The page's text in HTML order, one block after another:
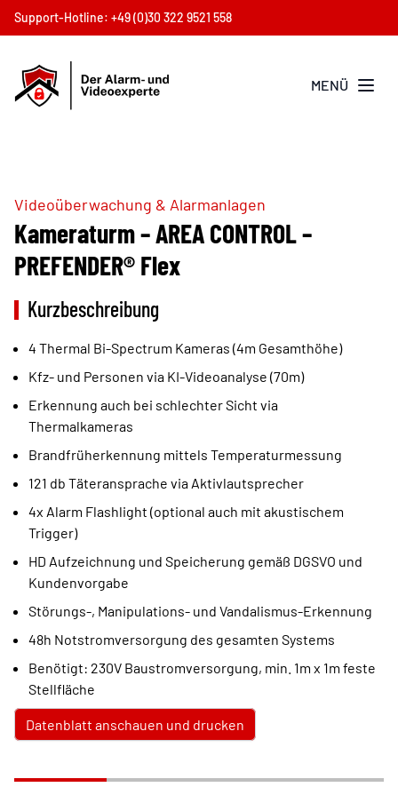
Support-Hotline: +49 (0)30 322 9521 558
Menü öffnen
MENÜ
Partner
Kameraturm – AREA CONTROL –
PREFENDER® Flex
Videoüberwachung & Alarmanlagen
Kurzbeschreibung
4 Thermal Bi-Spectrum Kameras (4m Gesamthöhe)
Kfz- und Personen via KI-Videoanalyse (70m)
Erkennung auch bei schlechter Sicht via
Thermalkameras
Brandfrüherkennung mittels Temperaturmessung
121 db Täteransprache via Aktivlautsprecher
4x Alarm Flashlight (optional auch mit akustischem
Trigger)
HD Aufzeichnung und Speicherung gemäß DGSVO und
Kundenvorgabe
Störungs-, Manipulations- und Vandalismus-Erkennung
48h Notstromversorgung des gesamten Systems
Benötigt: 230V Baustromversorgung, min. 1m x 1m feste
Stellfläche
Datenblatt anschauen und drucken